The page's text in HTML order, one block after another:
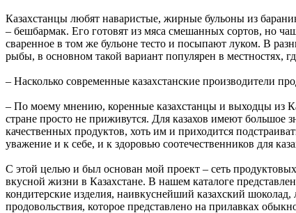
Казахстанцы любят наваристые, жирные бульоны из
– бешбармак. Его готовят из мяса смешанных сортов, но
сваренное в том же бульоне тесто и посыпают луком. В
рыбы, в основном такой вариант популярен в местностях,
– Насколько современные казахстанские производители
– По моему мнению, коренные казахстанцы и выходцы из
стране просто не приживутся. Для казахов имеют
качественных продуктов, хоть им и приходится
уважение и к себе, и к здоровью соотечественников для
С этой целью и был основан мой проект – сеть
вкусной жизни в Казахстане. В нашем каталоге
кондитерские изделия, наивкуснейший казахский
продовольствия, которое представлено на прилавках